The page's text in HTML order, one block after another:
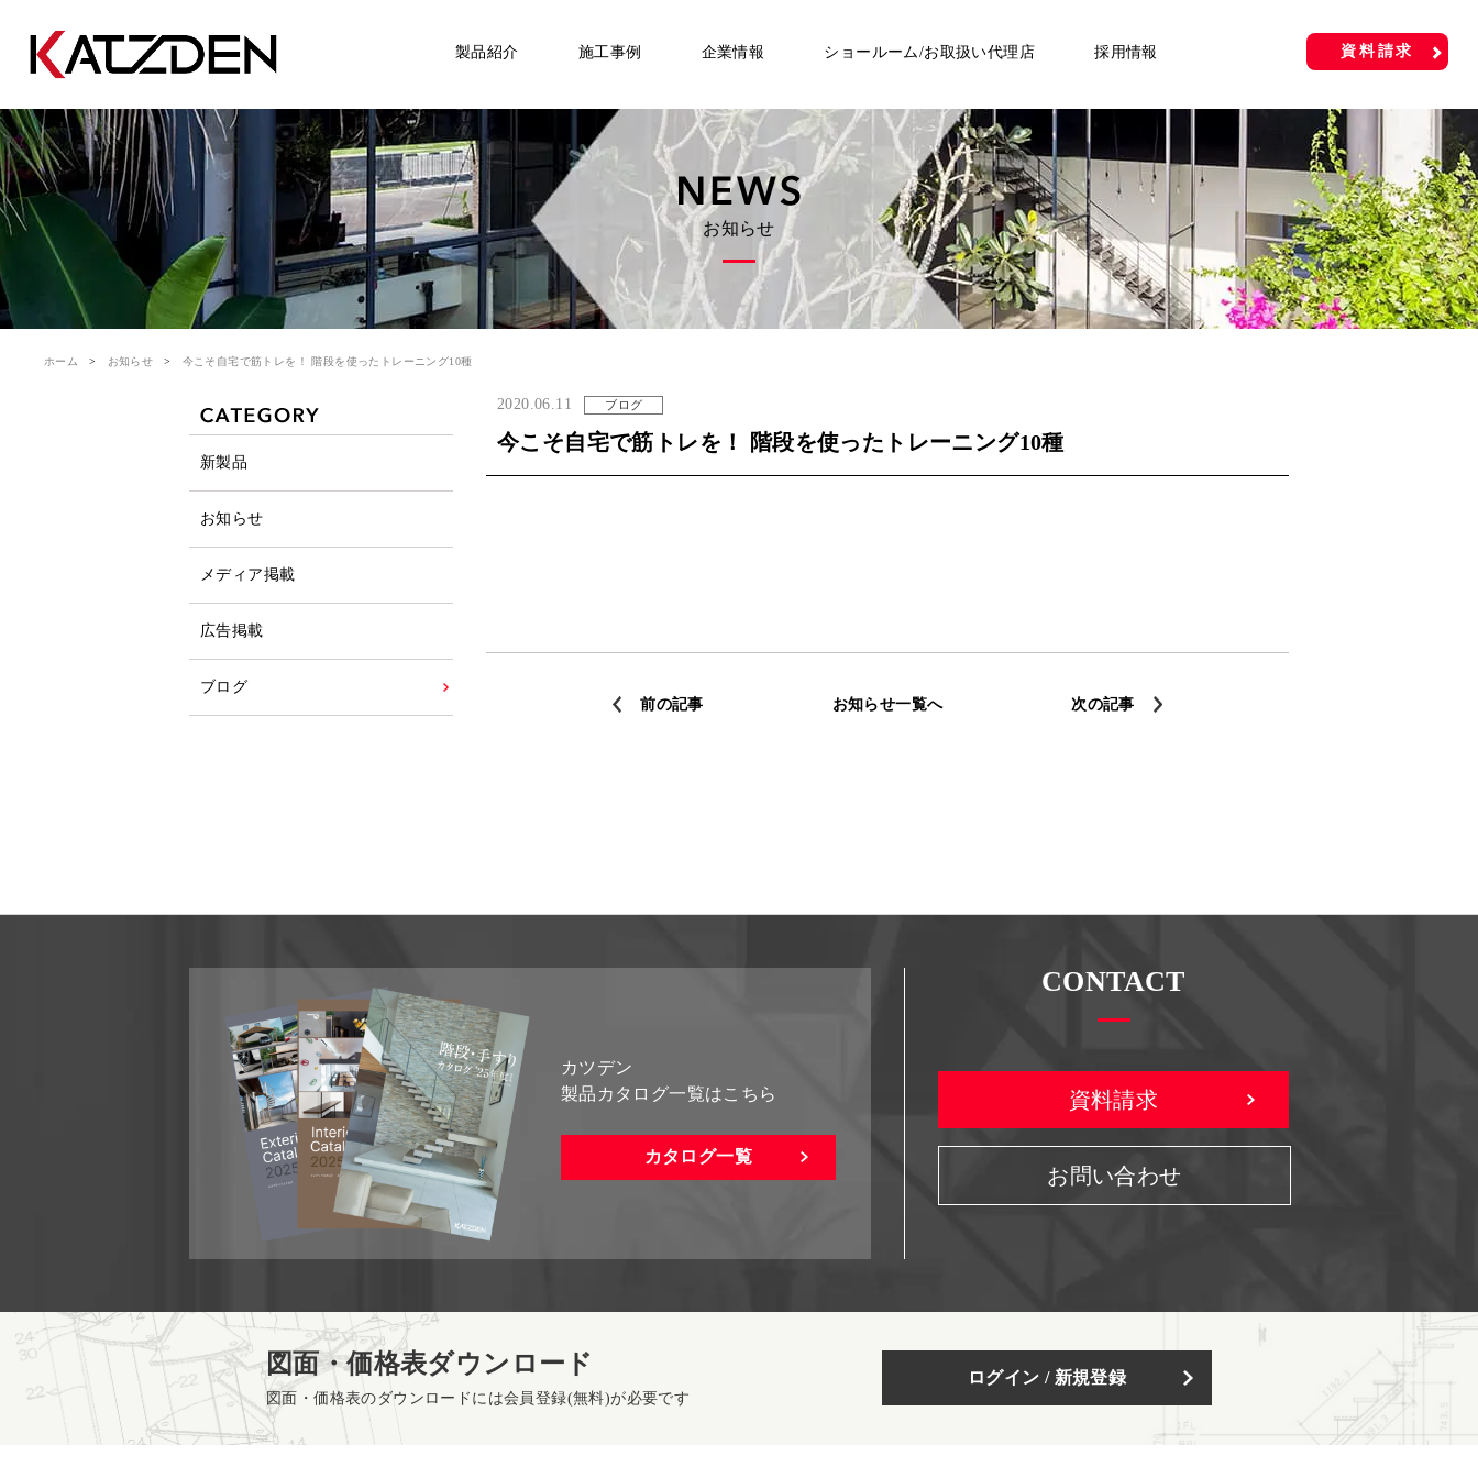
製品紹介 施工事例 企業情報 ショールーム/お取扱い代理店 採用情報 資料請求
お知らせ
ホーム お知らせ 今こそ自宅で筋トレを！ 階段を使ったトレーニング10種
2020.06.11 ブログ
今こそ自宅で筋トレを！ 階段を使ったトレーニング10種
前の記事 お知らせ一覧へ 次の記事
新製品
お知らせ
メディア掲載
広告掲載
ブログ
カツデン
製品カタログ一覧はこちら
カタログ一覧
CONTACT
資料請求
お問い合わせ
図面・価格表ダウンロード
図面・価格表のダウンロードには会員登録(無料)が必要です
ログイン / 新規登録